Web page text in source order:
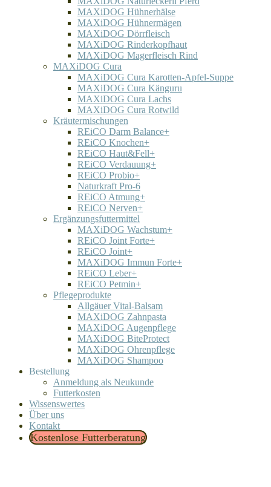
MAXiDOG Hühnerhälse
MAXiDOG Hühnermägen
MAXiDOG Dörrfleisch
MAXiDOG Rinderkopfhaut
MAXiDOG Magerfleisch Rind
MAXiDOG Cura
MAXiDOG Cura Karotten-Apfel-Suppe
MAXiDOG Cura Känguru
MAXiDOG Cura Lachs
MAXiDOG Cura Rotwild
Kräutermischungen
REiCO Darm Balance+
REiCO Knochen+
REiCO Haut&Fell+
REiCO Verdauung+
REiCO Probio+
Naturkraft Pro-6
REiCO Atmung+
REiCO Nerven+
Ergänzungsfuttermittel
MAXiDOG Wachstum+
REiCO Joint Forte+
REiCO Joint+
MAXiDOG Immun Forte+
REiCO Leber+
REiCO Petmin+
Pflegeprodukte
Allgäuer Vital-Balsam
MAXiDOG Zahnpasta
MAXiDOG Augenpflege
MAXiDOG BiteProtect
MAXiDOG Ohrenpflege
MAXiDOG Shampoo
Bestellung
Anmeldung als Neukunde
Futterkosten
Wissenswertes
Über uns
Kontakt
Kostenlose Futterberatung